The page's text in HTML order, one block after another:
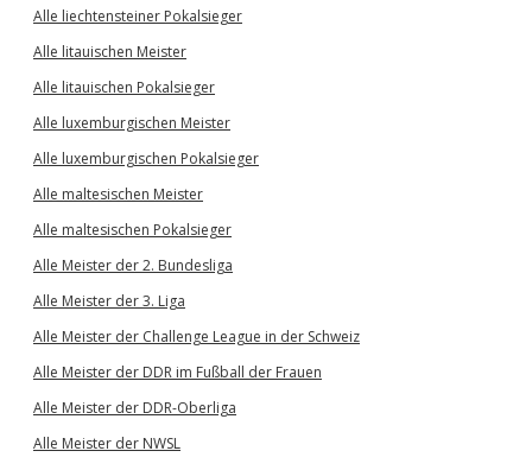
Alle liechtensteiner Pokalsieger
Alle litauischen Meister
Alle litauischen Pokalsieger
Alle luxemburgischen Meister
Alle luxemburgischen Pokalsieger
Alle maltesischen Meister
Alle maltesischen Pokalsieger
Alle Meister der 2. Bundesliga
Alle Meister der 3. Liga
Alle Meister der Challenge League in der Schweiz
Alle Meister der DDR im Fußball der Frauen
Alle Meister der DDR-Oberliga
Alle Meister der NWSL